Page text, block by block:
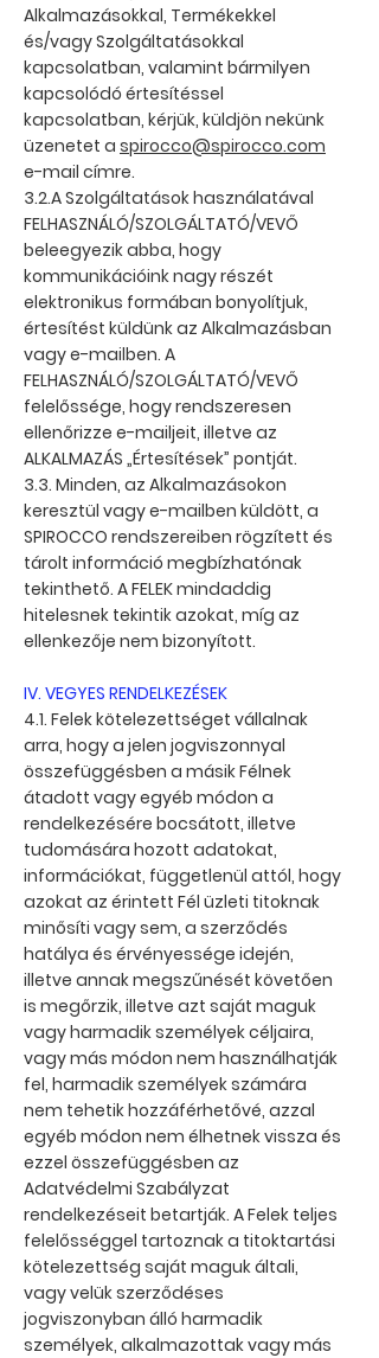
Alkalmazásokkal, Termékekkel
és/vagy Szolgáltatásokkal
kapcsolatban, valamint bármilyen
kapcsolódó értesítéssel
kapcsolatban, kérjük, küldjön nekünk
üzenetet a spirocco@spirocco.com
e-mail címre.
3.2.A Szolgáltatások használatával
FELHASZNÁLÓ/SZOLGÁLTATÓ/VEVŐ
beleegyezik abba, hogy
kommunikációink nagy részét
elektronikus formában bonyolítjuk,
értesítést küldünk az Alkalmazásban
vagy e-mailben. A
FELHASZNÁLÓ/SZOLGÁLTATÓ/VEVŐ
felelőssége, hogy rendszeresen
ellenőrizze e-mailjeit, illetve az
ALKALMAZÁS „Értesítések” pontját.
3.3. Minden, az Alkalmazásokon
keresztül vagy e-mailben küldött, a
SPIROCCO rendszereiben rögzített és
tárolt információ megbízhatónak
tekinthető. A FELEK mindaddig
hitelesnek tekintik azokat, míg az
ellenkezője nem bizonyított.
IV. VEGYES RENDELKEZÉSEK
4.1. Felek kötelezettséget vállalnak
arra, hogy a jelen jogviszonnyal
összefüggésben a másik Félnek
átadott vagy egyéb módon a
rendelkezésére bocsátott, illetve
tudomására hozott adatokat,
információkat, függetlenül attól, hogy
azokat az érintett Fél üzleti titoknak
minősíti vagy sem, a szerződés
hatálya és érvényessége idején,
illetve annak megszűnését követően
is megőrzik, illetve azt saját maguk
vagy harmadik személyek céljaira,
vagy más módon nem használhatják
fel, harmadik személyek számára
nem tehetik hozzáférhetővé, azzal
egyéb módon nem élhetnek vissza és
ezzel összefüggésben az
Adatvédelmi Szabályzat
rendelkezéseit betartják. A Felek teljes
felelősséggel tartoznak a titoktartási
kötelezettség saját maguk általi,
vagy velük szerződéses
jogviszonyban álló harmadik
személyek, alkalmazottak vagy más